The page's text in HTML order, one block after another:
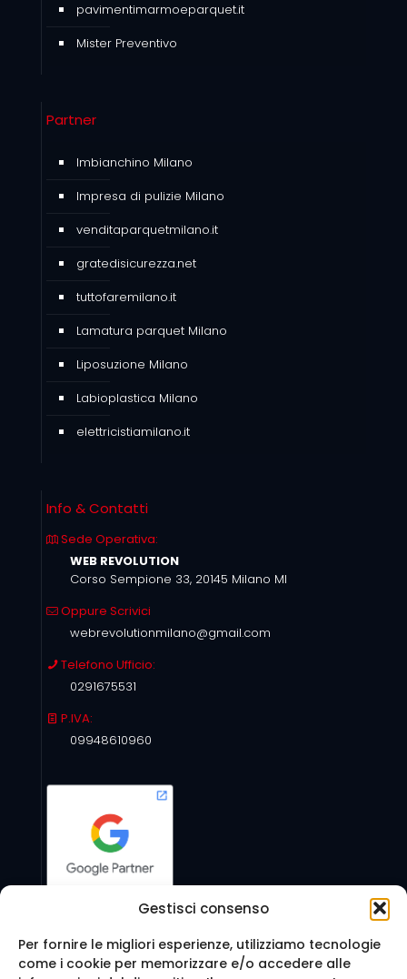
Gestisci consenso
Per fornire le migliori esperienze, utilizziamo tecnologie
come i cookie per memorizzare e/o accedere alle
pavimentimarmoeparquet.it
Mister Preventivo
Partner
Imbianchino Milano
Impresa di pulizie Milano
venditaparquetmilano.it
gratedisicurezza.net
tuttofaremilano.it
Lamatura parquet Milano
Liposuzione Milano
Labioplastica Milano
elettricistiamilano.it
Info & Contatti
Sede Operativa:
WEB REVOLUTION
Corso Sempione 33, 20145 Milano MI
Oppure Scrivici
webrevolutionmilano@gmail.com
Telefono Ufficio:
0291675531
P.IVA:
09948610960